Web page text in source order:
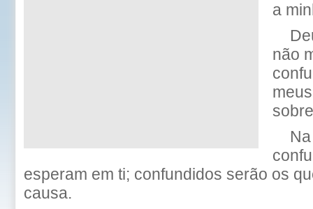
a
não
esperam em ti; confundidos serão os
causa.